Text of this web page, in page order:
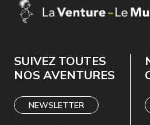
SUIVEZ TOUTES
NOS AVENTURES
NEWSLETTER